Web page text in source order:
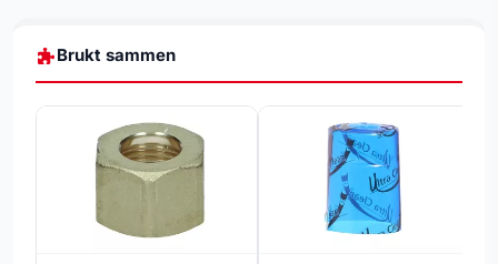
Brukt sammen